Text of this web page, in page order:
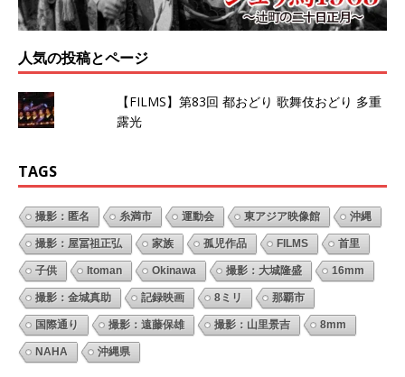
人気の投稿とページ
【FILMS】第83回 都おどり 歌舞伎おどり 多重
露光
TAGS
撮影：匿名 糸満市 運動会 東アジア映像館 沖縄
撮影：屋冨祖正弘 家族 孤児作品 FILMS 首里
子供 Itoman Okinawa 撮影：大城隆盛 16mm
撮影：金城真助 記録映画 8ミリ 那覇市
国際通り 撮影：遠藤保雄 撮影：山里景吉 8mm
NAHA 沖縄県